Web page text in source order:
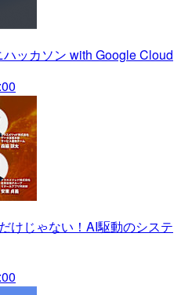
ハッカソン with Google Cloud
けじゃない！AI駆動のシステ